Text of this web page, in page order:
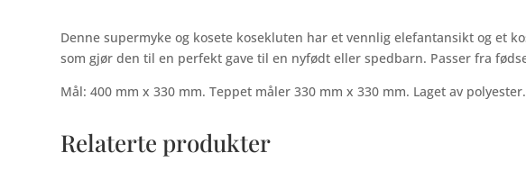
Denne supermyke og kosete kosekluten har et vennlig elefantansikt og et
som gjør den til en perfekt gave til en nyfødt eller spedbarn. Passer fra
Mål: 400 mm x 330 mm. Teppet måler 330 mm x 330 mm. Laget av polyester.
Relaterte produkter